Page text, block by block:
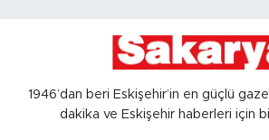
1946’dan beri Eskişehir’in en güçlü
dakika ve Eskişehir haberleri için